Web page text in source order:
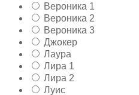
Вероника 1
Вероника 2
Вероника 3
Джокер
Лаура
Лира 1
Лира 2
Луис